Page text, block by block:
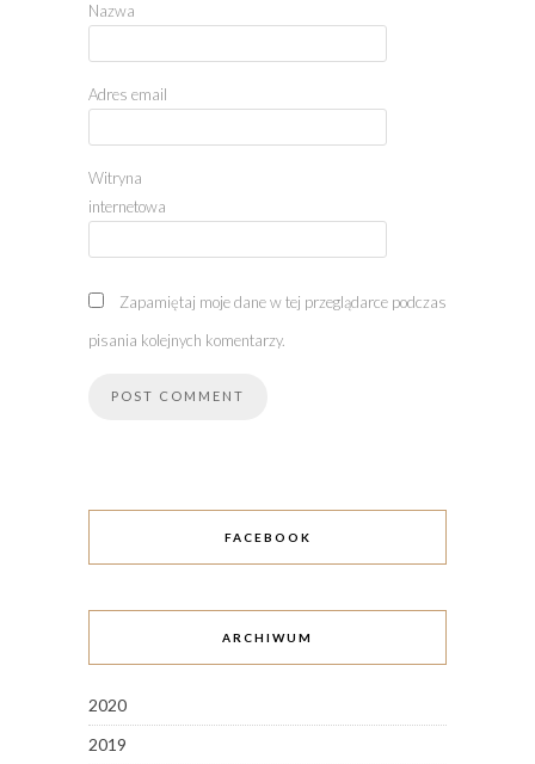
Nazwa
Adres email
Witryna
internetowa
Zapamiętaj moje dane w tej przeglądarce podczas
pisania kolejnych komentarzy.
FACEBOOK
ARCHIWUM
2020
2019